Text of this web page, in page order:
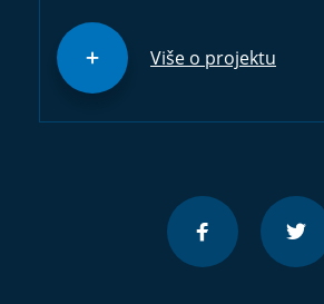
Više o projektu